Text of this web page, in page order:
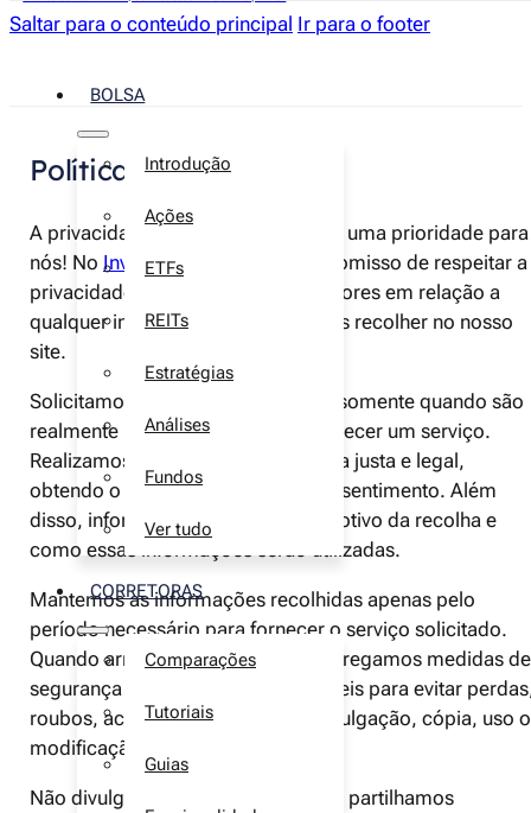
Saltar para o conteúdo principal Ir para o footer
BOLSA
Introdução
Ações
ETFs
REITs
Estratégias
Análises
Fundos
Ver tudo
CORRETORAS
Comparações
Tutoriais
Guias
Política de privacidade
A privacidade dos nossos leitores é uma prioridade para
nós! No Investir.pt
, temos o compromisso de respeitar a
privacidade de todos os nossos leitores em relação a
qualquer informação que possamos recolher no nosso
site.
Solicitamos informações pessoais somente quando são
realmente necessárias para lhe fornecer um serviço.
Realizamos esse processo de forma justa e legal,
obtendo o seu conhecimento e consentimento. Além
disso, informamos claramente o motivo da recolha e
como essas informações serão utilizadas.
Mantemos as informações recolhidas apenas pelo
período necessário para fornecer o serviço solicitado.
Quando armazenamos dados, empregamos medidas de
segurança comercialmente aceitáveis para evitar
roubos, acesso não autorizado, divulgação, cópia, uso
modificação indevida.
Não divulgamos publicamente nem partilhamos